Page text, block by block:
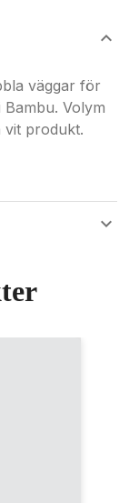
väggar för
Volym
vit produkt.